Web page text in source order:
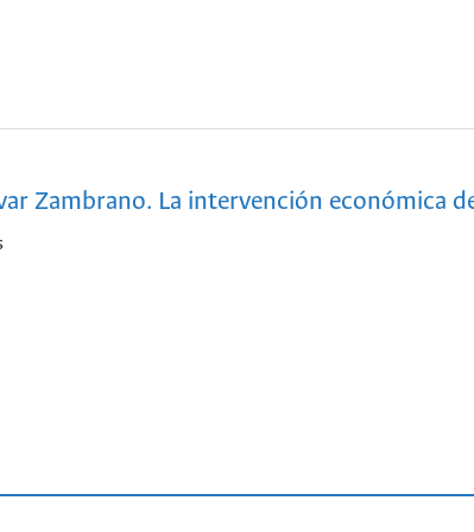
Zambrano. La intervención económica